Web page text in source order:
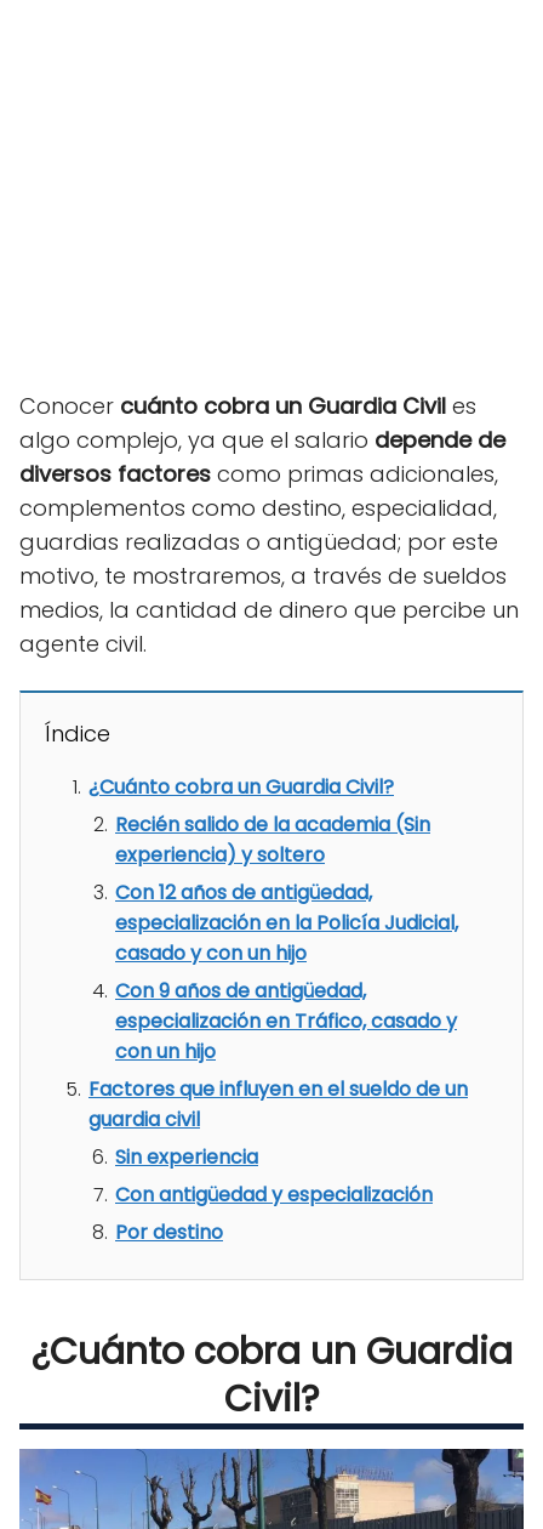
Conocer cuánto cobra un Guardia Civil es
algo complejo, ya que el salario depende de
diversos factores como primas adicionales,
complementos como destino, especialidad,
guardias realizadas o antigüedad; por este
motivo, te mostraremos, a través de sueldos
medios, la cantidad de dinero que percibe un
agente civil.
Índice
¿Cuánto cobra un Guardia Civil?
Recién salido de la academia (Sin
experiencia) y soltero
Con 12 años de antigüedad,
especialización en la Policía Judicial,
casado y con un hijo
Con 9 años de antigüedad,
especialización en Tráfico, casado y
con un hijo
Factores que influyen en el sueldo de un
guardia civil
Sin experiencia
Con antigüedad y especialización
Por destino
¿Cuánto cobra un Guardia
Civil?